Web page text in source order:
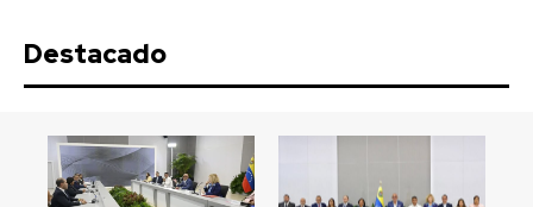
Destacado